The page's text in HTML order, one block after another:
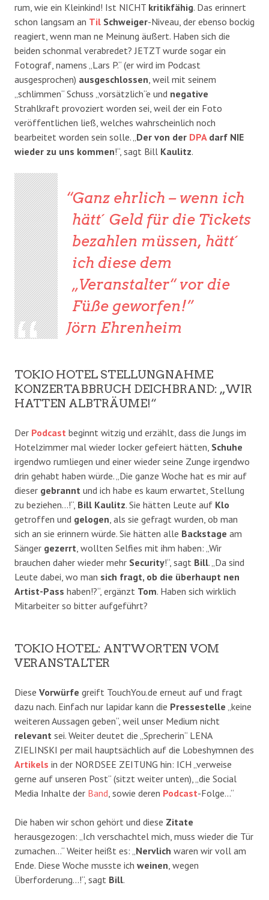
rum, wie ein Kleinkind! Ist NICHT kritikfähig. Das erinnert
schon langsam an Til Schweiger-Niveau, der ebenso bockig
reagiert, wenn man ne Meinung äußert. Haben sich die
beiden schonmal verabredet? JETZT wurde sogar ein
Fotograf, namens „Lars P.“ (er wird im Podcast
ausgesprochen) ausgeschlossen , weil mit seinem
„schlimmen“ Schuss „vorsätzlich“e und negative
Strahlkraft provoziert worden sei, weil der ein Foto
veröffentlichen ließ, welches wahrscheinlich noch
bearbeitet worden sein solle. „ Der von der DPA darf NIE
wieder zu uns kommen!“, sagt Bill Kaulitz.
Ganz ehrlich – wenn ich
hätt´ Geld für die Tickets
bezahlen müssen, hätt´
ich diese dem
„Veranstalter“ vor die
Füße geworfen!
Jörn Ehrenheim
TOKIO HOTEL STELLUNGNAHME
KONZERTABBRUCH DEICHBRAND: „WIR
HATTEN ALBTRÄUME!“
Der Podcast beginnt witzig und erzählt, dass die Jungs im
Hotelzimmer mal wieder locker gefeiert hätten, Schuhe
irgendwo rumliegen und einer wieder seine Zunge irgendwo
drin gehabt haben würde. „Die ganze Woche hat es mir auf
dieser gebrannt und ich habe es kaum erwartet, Stellung
zu beziehen…!“, Bill Kaulitz. Sie hätten Leute auf Klo
getroffen und gelogen , als sie gefragt wurden, ob man
sich an sie erinnern würde. Sie hätten alle Backstage am
Sänger gezerrt , wollten Selfies mit ihm haben: „Wir
brauchen daher wieder mehr Security!“, sagt Bill. „Da sind
Leute dabei, wo man sich fragt, ob die überhaupt nen
Artist-Pass haben!?“, ergänzt Tom. Haben sich wirklich
Mitarbeiter so bitter aufgeführt?
TOKIO HOTEL: ANTWORTEN VOM
VERANSTALTER
Diese Vorwürfe greift TouchYou.de erneut auf und fragt
dazu nach. Einfach nur lapidar kann die Pressestelle „keine
weiteren Aussagen geben“, weil unser Medium nicht
relevant sei. Weiter deutet die „Sprecherin“ LENA
ZIELINSKI per mail hauptsächlich auf die Lobeshymnen des
Artikels in der NORDSEE ZEITUNG hin: ICH „verweise
gerne auf unseren Post“ (sitzt weiter unten), „die Social
Media Inhalte der Band , sowie deren Podcast-Folge…“
Die haben wir schon gehört und diese Zitate
herausgezogen: „Ich verschachtel mich, muss wieder die Tür
zumachen…“ Weiter heißt es: „ Nervlich waren wir voll am
Ende. Diese Woche musste ich weinen , wegen
Überforderung…!“, sagt Bill.